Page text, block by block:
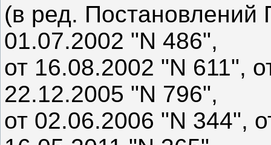
(в ред. Постановлений
01.07.2002 "N 486",
от 16.08.2002 "N 611",
22.12.2005 "N 796",
от 02.06.2006 "N 344",